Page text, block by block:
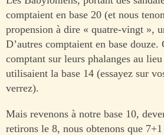
comptaient en base 20 (et nous
propension à dire « quatre-vingt »,
D’autres comptaient en base douze.
comptant sur leurs phalanges au
utilisaient la base 14 (essayez sur
verrez).
Mais revenons à notre base 10,
retirons le 8, nous obtenons que